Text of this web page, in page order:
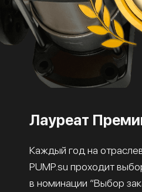
Лауреат
Каждый год на
PUMP.su проходит
в номинации “Выбор